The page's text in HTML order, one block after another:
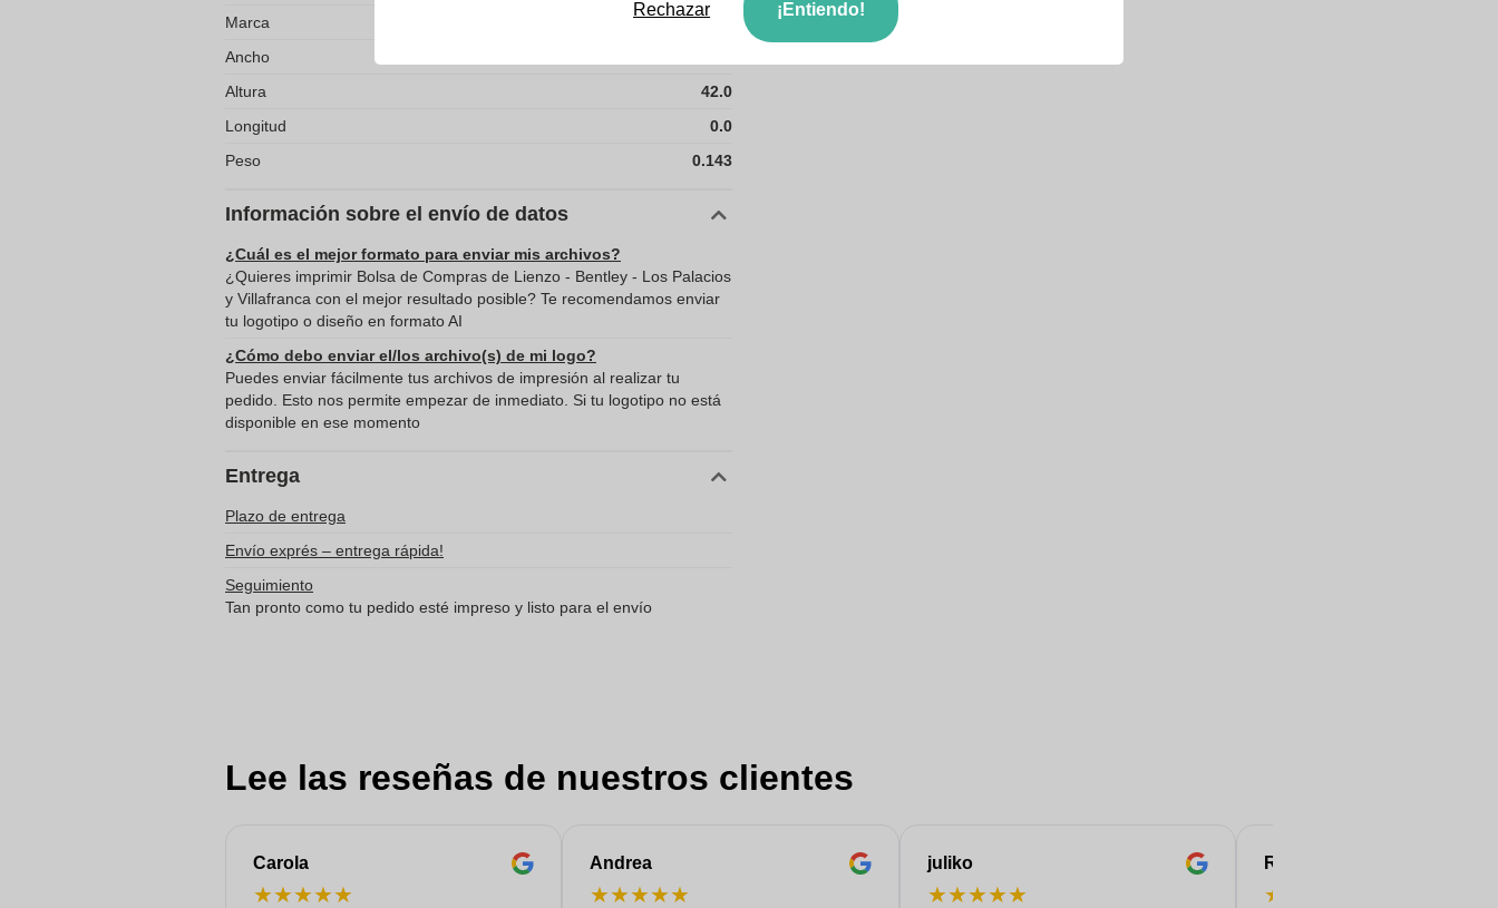
Marca
10198834
Ancho
Altura
42.0
Longitud
0.0
Peso
0.143
Información sobre el envío de datos
¿Cuál es el mejor formato para enviar mis archivos?
¿Quieres imprimir Bolsa de Compras de Lienzo - Bentley - Los Palacios
y Villafranca con el mejor resultado posible? Te recomendamos enviar
tu logotipo o diseño en formato AI
¿Cómo debo enviar el/los archivo(s) de mi logo?
Puedes enviar fácilmente tus archivos de impresión al realizar tu
pedido. Esto nos permite empezar de inmediato. Si tu logotipo no está
disponible en ese momento
Entrega
Plazo de entrega
Envío exprés – entrega rápida!
Seguimiento
Tan pronto como tu pedido esté impreso y listo para el envío
Lee las reseñas de nuestros clientes
Carola
★★★★★
Andrea
★★★★★
juliko
★★★★★
ROBERT
★
Rechazar ¡Entiendo!